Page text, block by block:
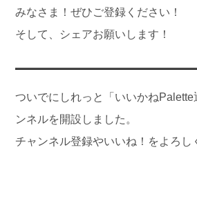
みなさま！ぜひご登録ください！
そして、シェアお願いします！
ついでにしれっと「いいかねPalette
ンネルを開設しました。
チャンネル登録やいいね！をよろし